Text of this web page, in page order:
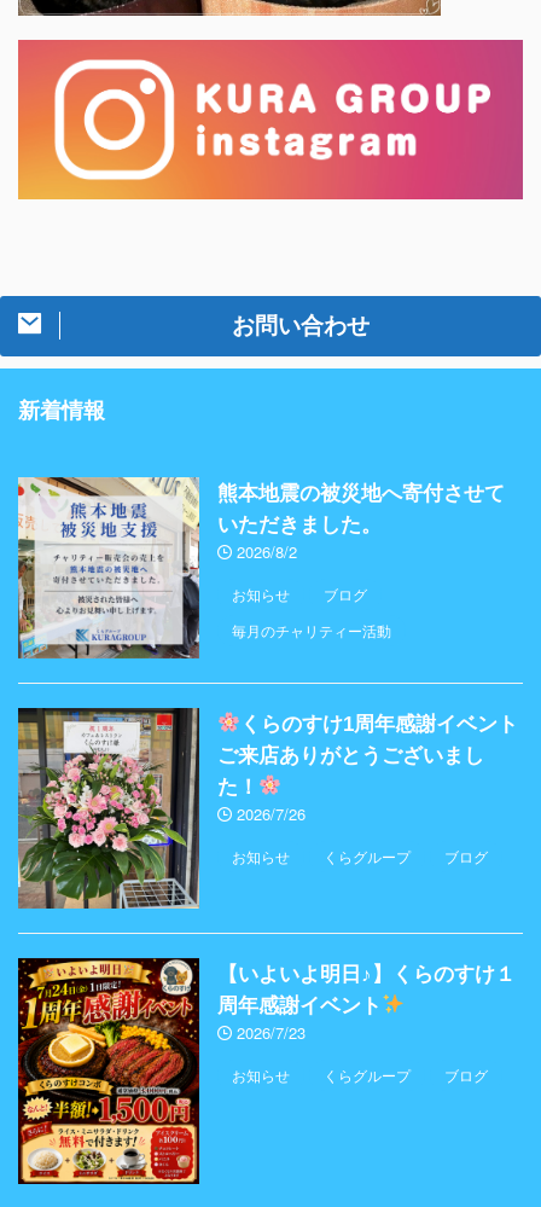
お問い合わせ
新着情報
熊本地震の被災地へ寄付させて
いただきました。
2026/8/2
お知らせ
ブログ
毎月のチャリティー活動
くらのすけ1周年感謝イベント
ご来店ありがとうございまし
た！
2026/7/26
お知らせ くらグループ ブログ
【いよいよ明日♪】くらのすけ１
周年感謝イベント
2026/7/23
お知らせ くらグループ ブログ